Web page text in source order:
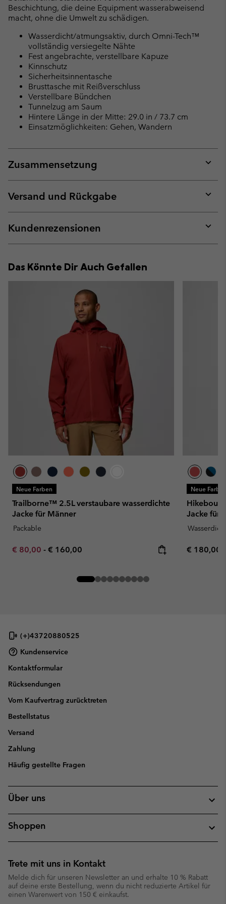
Beschichtung, die deine Equipment wasserabweisend
macht, ohne die Umwelt zu schädigen.
Wasserdicht/atmungsaktiv, durch Omni-Tech™
vollständig versiegelte Nähte
Fest angebrachte, verstellbare Kapuze
Kinnschutz
Sicherheitsinnentasche
Brusttasche mit Reißverschluss
Verstellbare Bündchen
Tunnelzug am Saum
Hintere Länge in der Mitte: 29.0 in / 73.7 cm
Einsatzmöglichkeiten: Gehen, Wandern
Zusammensetzung
or
Versand und Rückgabe
or
Kundenrezensionen
or
Das Könnte Dir Auch Gefallen
Neue Farben
Trailborne™ 2.5L verstaubare wasserdichte
Jacke für Männer
Packable
Minimum sale price:
€ 80,00 - Maximum price:
€ 160,00
Neue
Jacke für
Wasserdicht
Regular
€ 180,00
(+)43720880525
Kundenservice
Kontaktformular
Rücksendungen
Vom Kaufvertrag zurücktreten
Bestellstatus
Versand
Zahlung
Häufig gestellte Fragen
Über uns
Shoppen
Trete mit uns in Kontakt
Melde dich für unseren Newsletter an und erhalte 10 % Rabatt
auf deine erste Bestellung, wenn du nicht reduzierte Artikel für
einen Warenwert von 150 € einkaufst.